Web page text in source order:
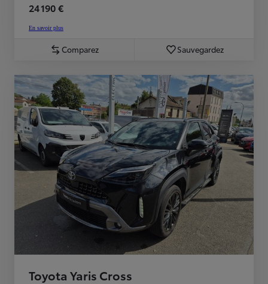
24 190 €
En savoir plus
Comparez Sauvegardez
Toyota Yaris Cross